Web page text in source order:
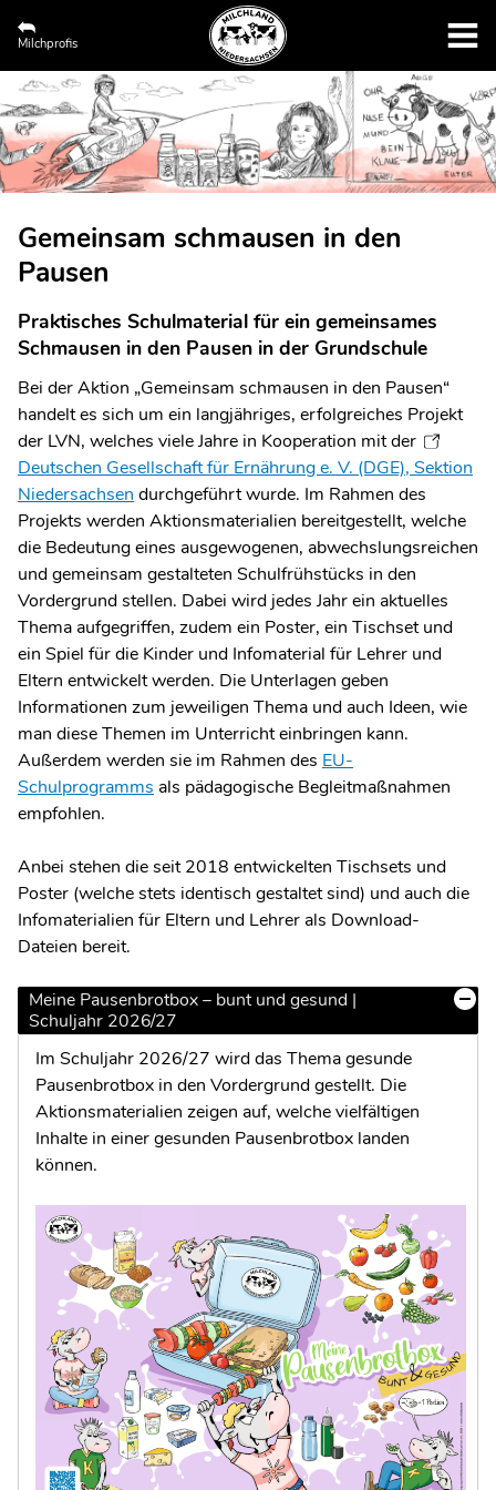
Milchprofis
Gemeinsam schmausen in den
Pausen
Praktisches Schulmaterial für ein gemeinsames
Schmausen in den Pausen in der Grundschule
Bei der Aktion „Gemeinsam schmausen in den Pausen“
handelt es sich um ein langjähriges, erfolgreiches Projekt
der LVN, welches viele Jahre in Kooperation mit der
Deutschen Gesellschaft für Ernährung e. V. (DGE), Sektion
Niedersachsen durchgeführt wurde. Im Rahmen des
Projekts werden Aktionsmaterialien bereitgestellt, welche
die Bedeutung eines ausgewogenen, abwechslungsreichen
und gemeinsam gestalteten Schulfrühstücks in den
Vordergrund stellen. Dabei wird jedes Jahr ein aktuelles
Thema aufgegriffen, zudem ein Poster, ein Tischset und
ein Spiel für die Kinder und Infomaterial für Lehrer und
Eltern entwickelt werden. Die Unterlagen geben
Informationen zum jeweiligen Thema und auch Ideen, wie
man diese Themen im Unterricht einbringen kann.
Außerdem werden sie im Rahmen des EU-
Schulprogramms als pädagogische Begleitmaßnahmen
empfohlen.
Anbei stehen die seit 2018 entwickelten Tischsets und
Poster (welche stets identisch gestaltet sind) und auch die
Infomaterialien für Eltern und Lehrer als Download-
Dateien bereit.
Meine Pausenbrotbox – bunt und gesund |
Schuljahr 2026/27
Im Schuljahr 2026/27 wird das Thema gesunde
Pausenbrotbox in den Vordergrund gestellt. Die
Aktionsmaterialien zeigen auf, welche vielfältigen
Inhalte in einer gesunden Pausenbrotbox landen
können.